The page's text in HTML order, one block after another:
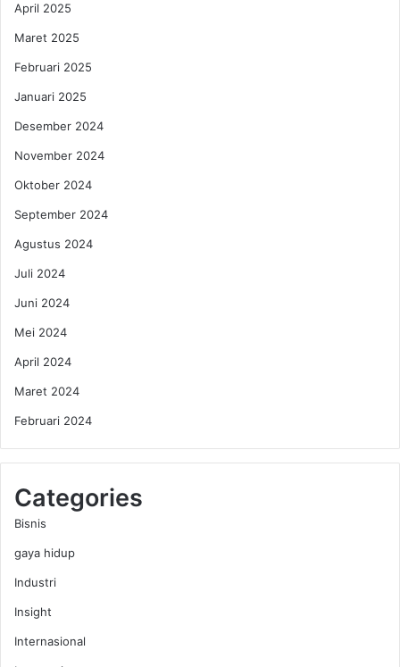
April 2025
Maret 2025
Februari 2025
Januari 2025
Desember 2024
November 2024
Oktober 2024
September 2024
Agustus 2024
Juli 2024
Juni 2024
Mei 2024
April 2024
Maret 2024
Februari 2024
Categories
Bisnis
gaya hidup
Industri
Insight
Internasional